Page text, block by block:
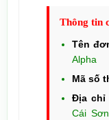
Thông tin
Tên
Alpha
Mã số
Địa chỉ
Cái